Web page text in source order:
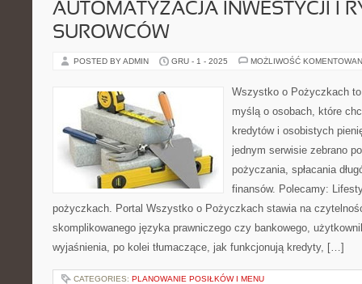
AUTOMATYZACJA INWESTYCJI I
SUROWCÓW
POSTED BY ADMIN GRU - 1 - 2025 MOŻLIWOŚĆ
Wszystko o Pożyczkach
myślą o osobach, które
kredytów i osobistych
jednym serwisie zebrano
pożyczania, spłacania
finansów. Polecamy:
pożyczkach. Portal Wszystko o Pożyczkach stawia na
skomplikowanego języka prawniczego czy bankowego,
wyjaśnienia, po kolei tłumaczące, jak funkcjonują kredyty, […]
CATEGORIES: PLANOWANIE POSIŁKÓW I MENU